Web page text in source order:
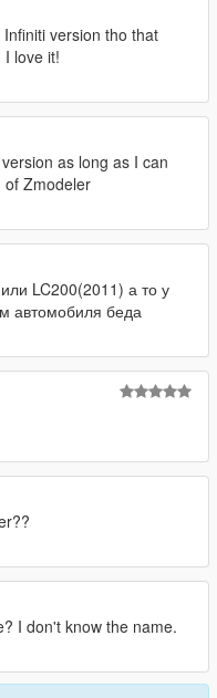
version tho that
I love it!
as long as I can
of Zmodeler
LC200(2011) а то у
автомобиля беда
I don't know the name.